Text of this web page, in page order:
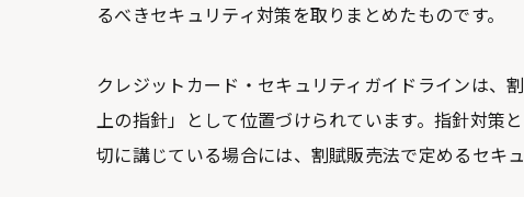
るべきセキュリティ対策を取りまとめたものです。
クレジットカード・セキュリティガイドラインは、
上の指針」として位置づけられています。指針対策
切に講じている場合には、割賦販売法で定めるセキ